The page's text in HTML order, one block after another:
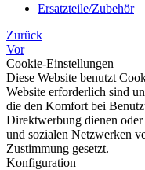
Ersatzteile/Zubehör
Zurück
Vor
Cookie-Einstellungen
Diese Website benutzt
Website erforderlich sind
die den Komfort bei
Direktwerbung dienen
und sozialen Netzwerken
Zustimmung gesetzt.
Konfiguration